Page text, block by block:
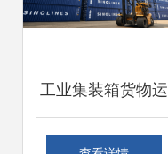
工业集装箱货物运
输的进出口系统管